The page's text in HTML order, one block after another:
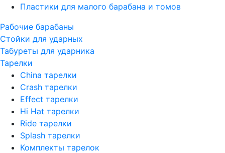
Пластики для малого барабана и томов
Рабочие барабаны
Стойки для ударных
Табуреты для ударника
Тарелки
China тарелки
Crash тарелки
Effect тарелки
Hi Hat тарелки
Ride тарелки
Splash тарелки
Комплекты тарелок